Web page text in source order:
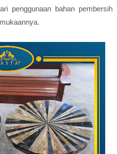
penggunaan bahan pembersih